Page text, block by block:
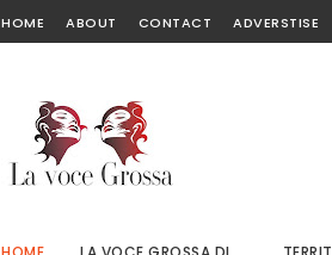
HOME ABOUT CONTACT ADVERSTISE